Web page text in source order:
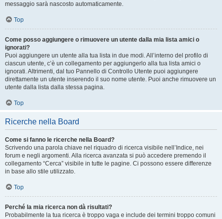
messaggio sarà nascosto automaticamente.
Top
Come posso aggiungere o rimuovere un utente dalla mia lista amici o
ignorati?
Puoi aggiungere un utente alla tua lista in due modi. All’interno del profilo di
ciascun utente, c’è un collegamento per aggiungerlo alla tua lista amici o
ignorati. Altrimenti, dal tuo Pannello di Controllo Utente puoi aggiungere
direttamente un utente inserendo il suo nome utente. Puoi anche rimuovere un
utente dalla lista dalla stessa pagina.
Top
Ricerche nella Board
Come si fanno le ricerche nella Board?
Scrivendo una parola chiave nel riquadro di ricerca visibile nell’Indice, nei
forum e negli argomenti. Alla ricerca avanzata si può accedere premendo il
collegamento “Cerca” visibile in tutte le pagine. Ci possono essere differenze
in base allo stile utilizzato.
Top
Perché la mia ricerca non dà risultati?
Probabilmente la tua ricerca è troppo vaga e include dei termini troppo comuni